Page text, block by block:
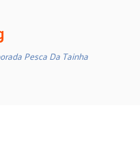
Pesca Da Tainha